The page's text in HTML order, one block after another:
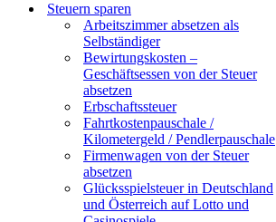
Steuern sparen
Arbeitszimmer absetzen als
Selbständiger
Bewirtungskosten –
Geschäftsessen von der Steuer
absetzen
Erbschaftssteuer
Fahrtkostenpauschale /
Kilometergeld / Pendlerpauschale
Firmenwagen von der Steuer
absetzen
Glücksspielsteuer in Deutschland
und Österreich auf Lotto und